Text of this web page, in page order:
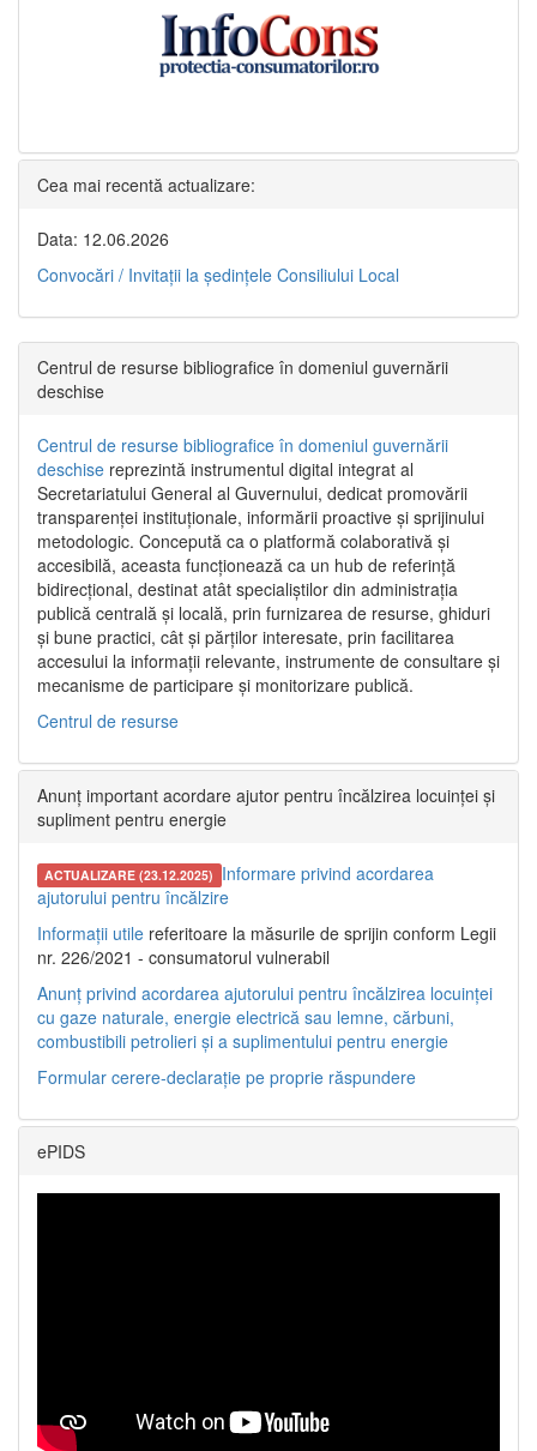
Cea mai recentă actualizare:
Data: 12.06.2026
Convocări / Invitaţii la şedinţele Consiliului Local
Centrul de resurse bibliografice în domeniul guvernării
deschise
Centrul de resurse bibliografice în domeniul guvernării
deschise reprezintă instrumentul digital integrat al
Secretariatului General al Guvernului, dedicat promovării
transparenței instituționale, informării proactive și sprijinului
metodologic. Concepută ca o platformă colaborativă și
accesibilă, aceasta funcționează ca un hub de referință
bidirecțional, destinat atât specialiștilor din administrația
publică centrală și locală, prin furnizarea de resurse, ghiduri
și bune practici, cât și părților interesate, prin facilitarea
accesului la informații relevante, instrumente de consultare și
mecanisme de participare și monitorizare publică.
Centrul de resurse
Anunț important acordare ajutor pentru încălzirea locuinței și
supliment pentru energie
ACTUALIZARE (23.12.2025) Informare privind acordarea
ajutorului pentru încălzire
Informații utile referitoare la măsurile de sprijin conform Legii
nr. 226/2021 - consumatorul vulnerabil
Anunț privind acordarea ajutorului pentru încălzirea locuinței
cu gaze naturale, energie electrică sau lemne, cărbuni,
combustibili petrolieri și a suplimentului pentru energie
Formular cerere-declarație pe proprie răspundere
ePIDS